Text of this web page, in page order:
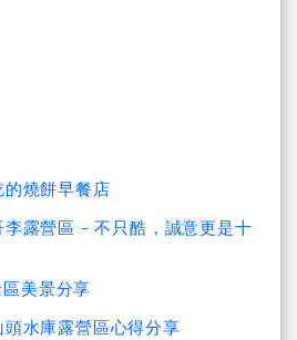
燒餅早餐店
露營區 - 不只酷，誠意更是十
美景分享
水庫露營區心得分享